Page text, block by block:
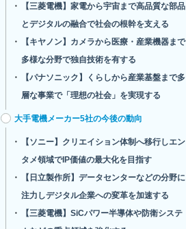
【三菱電機】家電から宇宙まで高品質な部品
とデジタルの融合で社会の根幹を支える
【キヤノン】カメラから医療・産業機器まで
多様な分野で独自技術を有する
【パナソニック】くらしから産業基盤まで多
層な事業で「理想の社会」を実現する
大手電機メーカー5社の今後の動向
【ソニー】クリエイション体制へ移行しエン
タメ領域でIP価値の最大化を目指す
【日立製作所】データセンターなどの分野に
注力しデジタル企業への変革を加速する
【三菱電機】SiCパワー半導体や防衛システ